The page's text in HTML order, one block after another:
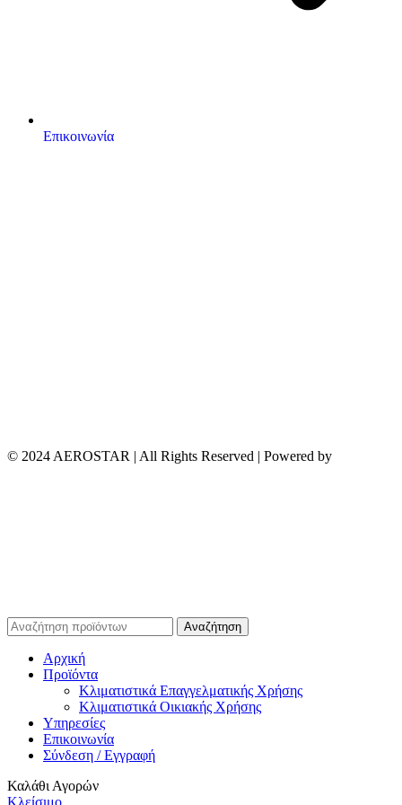
Επικοινωνία
© 2024 AEROSTAR | All Rights Reserved | Powered by
Αναζήτηση
Αρχική
Προϊόντα
Κλιματιστικά Επαγγελματικής Χρήσης
Κλιματιστικά Οικιακής Χρήσης
Υπηρεσίες
Επικοινωνία
Σύνδεση / Εγγραφή
Καλάθι Αγορών
Κλείσιμο